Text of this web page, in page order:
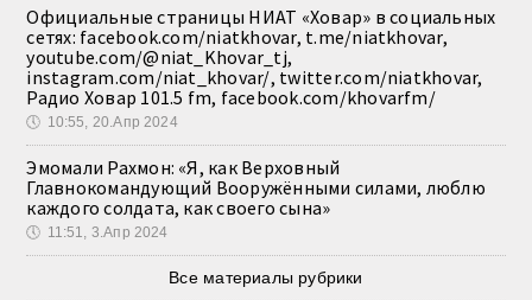
Официальные страницы НИАТ «Ховар» в социальных
сетях: facebook.com/niatkhovar, t.me/niatkhovar,
youtube.com/@niat_Khovar_tj,
instagram.com/niat_khovar/, twitter.com/niatkhovar,
Радио Ховар 101.5 fm, facebook.com/khovarfm/
🕔 10:55, 20.Апр 2024
Эмомали Рахмон: «Я, как Верховный
Главнокомандующий Вооружёнными силами, люблю
каждого солдата, как своего сына»
🕔 11:51, 3.Апр 2024
Все материалы рубрики